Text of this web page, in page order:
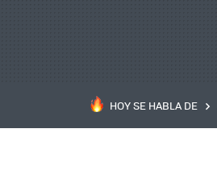
HOY SE HABLA DE